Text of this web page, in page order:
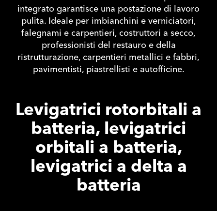
integrato garantisce una postazione di lavoro
pulita. Ideale per imbianchini e verniciatori,
falegnami e carpentieri, costruttori a secco,
professionisti del restauro e della
ristrutturazione, carpentieri metallici e fabbri,
pavimentisti, piastrellisti e autofficine.
Levigatrici rotorbitali a
batteria, levigatrici
orbitali a batteria,
levigatrici a delta a
batteria